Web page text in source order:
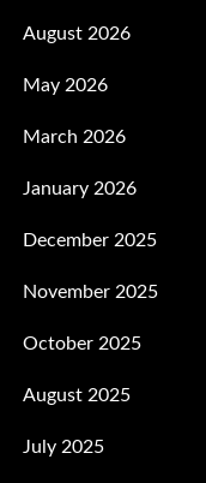
August 2026
May 2026
March 2026
January 2026
December 2025
November 2025
October 2025
August 2025
July 2025